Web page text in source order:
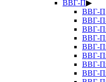
ВВГ-П▶
ВВГ-П
ВВГ-
ВВГ-
ВВГ-
ВВГ-
ВВГ-
ВВГ-
ВВГ-